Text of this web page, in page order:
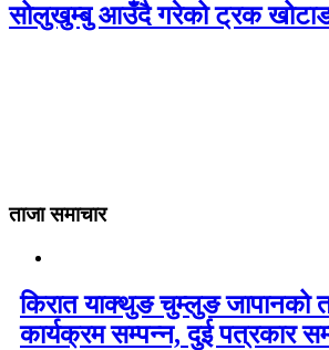
सोलुखुम्बु आउँदै गरेको ट्रक
ताजा समाचार
किरात याक्थुङ चुम्लुङ जापानको
कार्यक्रम सम्पन्न, दुई पत्रकार